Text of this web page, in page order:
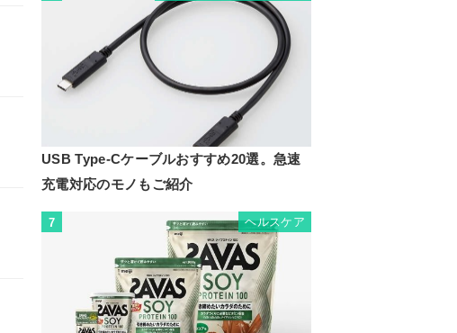
USB Type-Cケーブルおすすめ20選。急速
充電対応のモノもご紹介
7 ヘルスケア